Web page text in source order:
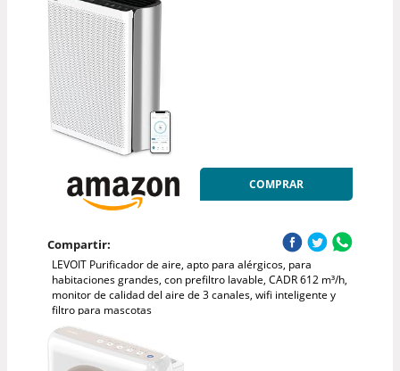
COMPRAR
Compartir:
LEVOIT Purificador de aire, apto para alérgicos, para
habitaciones grandes, con prefiltro lavable, CADR 612 m³/h,
monitor de calidad del aire de 3 canales, wifi inteligente y
filtro para mascotas